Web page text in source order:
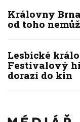
Královny
od toho
Lesbické
Festivalový
dorazí do kin